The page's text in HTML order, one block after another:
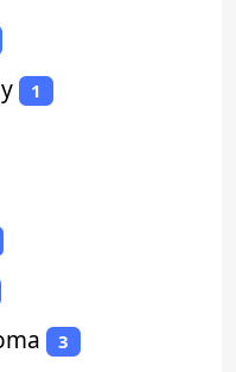
1
3